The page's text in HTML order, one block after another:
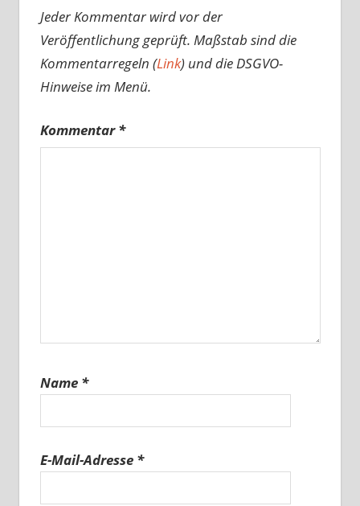
Jeder Kommentar wird vor der
Veröffentlichung geprüft. Maßstab sind die
Kommentarregeln (Link) und die DSGVO-
Hinweise im Menü.
Kommentar*
Name *
E-Mail-Adresse *